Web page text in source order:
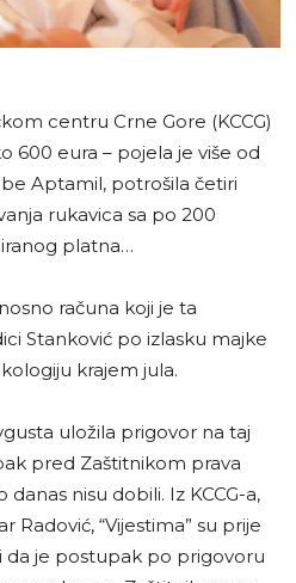
centru Crne Gore (KCCG)
600 eura – pojela je više od
Aptamil, potrošila četiri
rukavica sa po 200
platna…
računa koji je ta
Stanković po izlasku majke
krajem jula.
uložila prigovor na taj
pred Zaštitnikom prava
nisu dobili. Iz KCCG-a,
Radović, “Vijestima” su prije
da je postupak po prigovoru